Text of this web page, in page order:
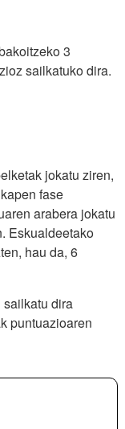
3
sailkatuko dira.
jokatu ziren,
fase
arabera jokatu
Eskualdeetako
hau da, 6
dira
puntuazioaren